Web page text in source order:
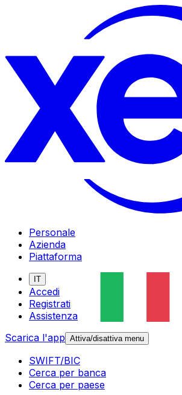
Personale
Azienda
Piattaforma
IT
Accedi
Registrati
Assistenza
Scarica l'app Attiva/disattiva menu
SWIFT/BIC
Cerca per banca
Cerca per paese